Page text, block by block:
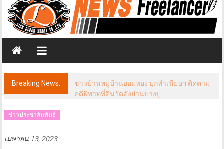
Freelancer
วส์
ฟรี
แลน
เซอร์
Breaking News:
ชาวบ้านหมู่บ้านออมทอง บุกทำเนียบฯ ติดตาม
คดีพิพาทที่ดินวัดดังย่านบางปู
ข่าวประชาสัมพันธ์
เมษายน 13, 2023